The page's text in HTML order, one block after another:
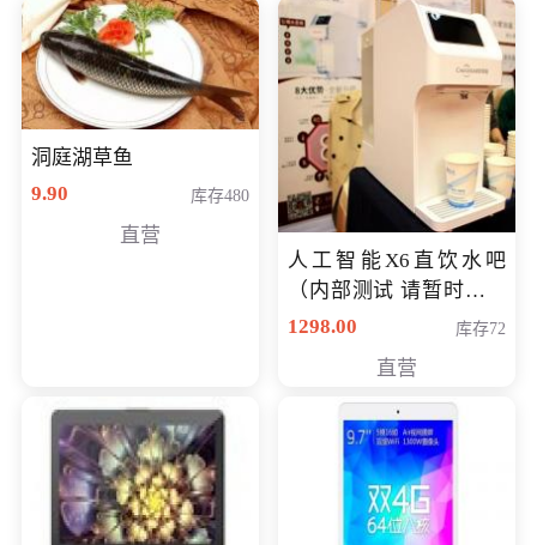
洞庭湖草鱼
9.90
库存480
直营
人工智能X6直饮水吧
（内部测试 请暂时不要
购买）
1298.00 库存72
直营